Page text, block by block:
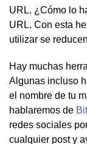
URL. ¿Cómo lo
URL. Con esta
utilizar se
Hay muchas
Algunas incluso
el nombre de tu
hablaremos de
redes sociales
cualquier post y